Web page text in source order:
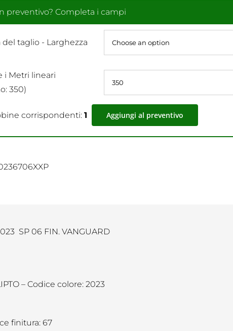
del taglio - Larghezza
i Metri lineari
350)
corrispondenti: 1 Aggiungi al preventivo
SP 06 FIN. VANGUARD
– Codice colore: 2023
finitura: 67